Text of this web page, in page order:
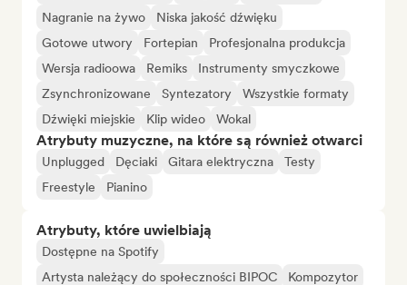
Nagranie na żywo
Niska jakość dźwięku
Gotowe utwory
Fortepian
Profesjonalna produkcja
Wersja radioowa
Remiks
Instrumenty smyczkowe
Zsynchronizowane
Syntezatory
Wszystkie formaty
Dźwięki miejskie
Klip wideo Wokal
Atrybuty muzyczne, na które są również otwarci
Unplugged Dęciaki Gitara elektryczna
Testy
Freestyle
Pianino
Atrybuty, które uwielbiają
Dostępne na Spotify
Artysta należący do społeczności BIPOC
Kompozytor